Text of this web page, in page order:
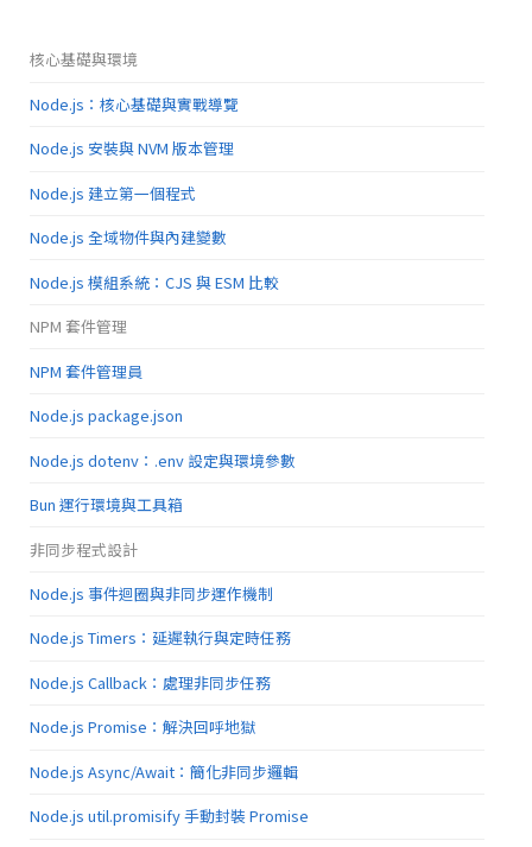
核心基礎與環境
Node.js：核心基礎與實戰導覽
Node.js 安裝與 NVM 版本管理
Node.js 建立第一個程式
Node.js 全域物件與內建變數
Node.js 模組系統：CJS 與 ESM 比較
NPM 套件管理
NPM 套件管理員
Node.js package.json
Node.js dotenv：.env 設定與環境參數
Bun 運行環境與工具箱
非同步程式設計
Node.js 事件迴圈與非同步運作機制
Node.js Timers：延遲執行與定時任務
Node.js Callback：處理非同步任務
Node.js Promise：解決回呼地獄
Node.js Async/Await：簡化非同步邏輯
Node.js util.promisify 手動封裝 Promise